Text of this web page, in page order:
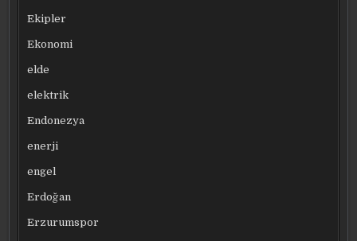
Ekipler
Ekonomi
elde
elektrik
Endonezya
enerji
engel
Erdoğan
Erzurumspor